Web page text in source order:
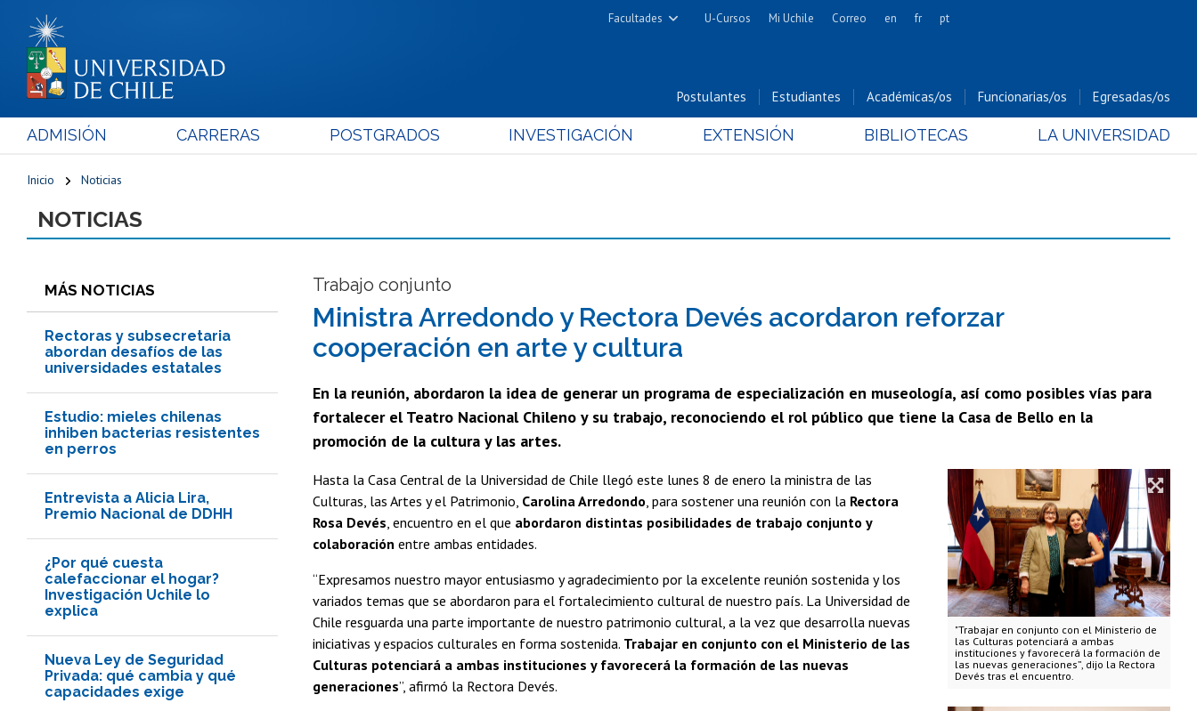
Facultades
Cs. Físicas y Matemáticas
Cs. Forestales y Conservación
Cs. Químicas y Farmacéuticas
Cs. Sociales
Nutrición y Tecnología de
Bachillerato
U-Cursos Mi Uchile Correo en fr pt
Postulantes Estudiantes Académicas/os Funcionarias/os Egresadas/os
ADMISIÓN CARRERAS POSTGRADOS INVESTIGACIÓN EXTENSIÓN BIBLIOTECAS LA UNIVERSIDAD
Inicio Noticias
NOTICIAS
MÁS NOTICIAS
Rectoras y subsecretaria
abordan desafíos de las
universidades estatales
Estudio: mieles chilenas
inhiben bacterias resistentes
en perros
Entrevista a Alicia Lira,
Premio Nacional de DDHH
¿Por qué cuesta
calefaccionar el hogar?
Investigación Uchile lo
explica
Nueva Ley de Seguridad
Privada: qué cambia y qué
capacidades exige
Trabajo conjunto
Ministra Arredondo y Rectora Devés acordaron reforzar
cooperación en arte y cultura
En la reunión, abordaron la idea de generar un programa de especialización en museología, así como posibles vías para
fortalecer el Teatro Nacional Chileno y su trabajo, reconociendo el rol público que tiene la Casa de Bello en la
promoción de la cultura y las artes.
"Trabajar en conjunto con el Ministerio de
las Culturas potenciará a ambas
instituciones y favorecerá la formación de
las nuevas generaciones”, dijo la Rectora
Devés tras el encuentro.
Hasta la Casa Central de la Universidad de Chile llegó este lunes 8 de enero la ministra de las
Culturas, las Artes y el Patrimonio, Carolina Arredondo , para sostener una reunión con la Rectora
Rosa Devés , encuentro en el que abordaron distintas posibilidades de trabajo conjunto y
colaboración entre ambas entidades.
“Expresamos nuestro mayor entusiasmo y agradecimiento por la excelente reunión sostenida y los
variados temas que se abordaron para el fortalecimiento cultural de nuestro país. La Universidad de
Chile resguarda una parte importante de nuestro patrimonio cultural, a la vez que desarrolla nuevas
iniciativas y espacios culturales en forma sostenida. Trabajar en conjunto con el Ministerio de las
Culturas potenciará a ambas instituciones y favorecerá la formación de las nuevas
generaciones”, afirmó la Rectora Devés.